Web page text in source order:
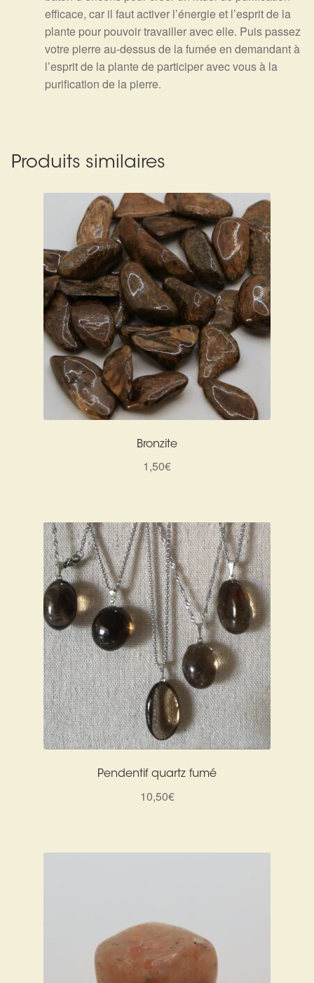
efficace, car il faut activer l’énergie et l’esprit de la
plante pour pouvoir travailler avec elle. Puis passez
votre pierre au-dessus de la fumée en demandant à
l’esprit de la plante de participer avec vous à la
purification de la pierre.
Produits similaires
Bronzite
1,50€
Pendentif quartz fumé
10,50€